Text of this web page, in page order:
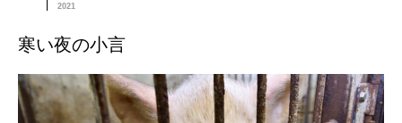
2021
寒い夜の小言